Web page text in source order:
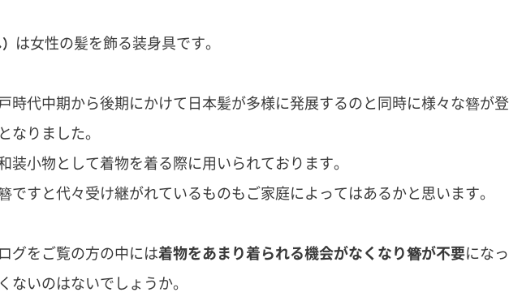
は女性の髪を飾る装身具です。
時代中期から後期にかけて日本髪が多様に発展するのと同時に様々な簪が登
なりました。
装小物として着物を着る際に用いられております。
ですと代々受け継がれているものもご家庭によってはあるかと思います。
グをご覧の方の中には着物をあまり着られる機会がなくなり簪が不要になっ
ないのはないでしょうか。